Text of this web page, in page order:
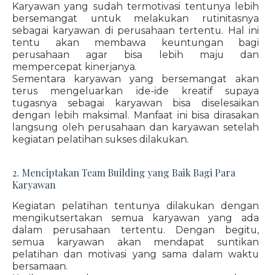
Karyawan yang sudah termotivasi tentunya lebih
bersemangat untuk melakukan rutinitasnya
sebagai karyawan di perusahaan tertentu. Hal ini
tentu akan membawa keuntungan bagi
perusahaan agar bisa lebih maju dan
mempercepat kinerjanya.
Sementara karyawan yang bersemangat akan
terus mengeluarkan ide-ide kreatif supaya
tugasnya sebagai karyawan bisa diselesaikan
dengan lebih maksimal. Manfaat ini bisa dirasakan
langsung oleh perusahaan dan karyawan setelah
kegiatan pelatihan sukses dilakukan.
2. Menciptakan Team Building yang Baik Bagi Para
Karyawan
Kegiatan pelatihan tentunya dilakukan dengan
mengikutsertakan semua karyawan yang ada
dalam perusahaan tertentu. Dengan begitu,
semua karyawan akan mendapat suntikan
pelatihan dan motivasi yang sama dalam waktu
bersamaan.